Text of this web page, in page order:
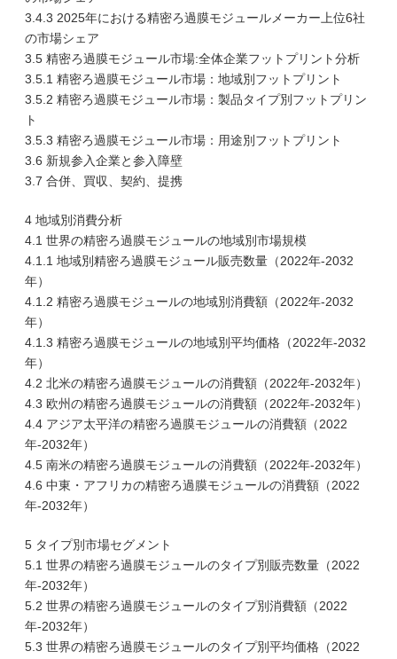
3.4.3 2025年における精密ろ過膜モジュールメーカー上位6社
の市場シェア
3.5 精密ろ過膜モジュール市場:全体企業フットプリント分析
3.5.1 精密ろ過膜モジュール市場：地域別フットプリント
3.5.2 精密ろ過膜モジュール市場：製品タイプ別フットプリン
ト
3.5.3 精密ろ過膜モジュール市場：用途別フットプリント
3.6 新規参入企業と参入障壁
3.7 合併、買収、契約、提携
4 地域別消費分析
4.1 世界の精密ろ過膜モジュールの地域別市場規模
4.1.1 地域別精密ろ過膜モジュール販売数量（2022年-2032
年）
4.1.2 精密ろ過膜モジュールの地域別消費額（2022年-2032
年）
4.1.3 精密ろ過膜モジュールの地域別平均価格（2022年-2032
年）
4.2 北米の精密ろ過膜モジュールの消費額（2022年-2032年）
4.3 欧州の精密ろ過膜モジュールの消費額（2022年-2032年）
4.4 アジア太平洋の精密ろ過膜モジュールの消費額（2022
年-2032年）
4.5 南米の精密ろ過膜モジュールの消費額（2022年-2032年）
4.6 中東・アフリカの精密ろ過膜モジュールの消費額（2022
年-2032年）
5 タイプ別市場セグメント
5.1 世界の精密ろ過膜モジュールのタイプ別販売数量（2022
年-2032年）
5.2 世界の精密ろ過膜モジュールのタイプ別消費額（2022
年-2032年）
5.3 世界の精密ろ過膜モジュールのタイプ別平均価格（2022